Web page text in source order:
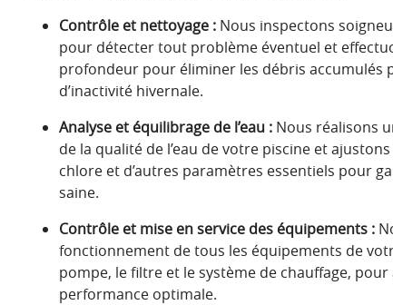
Contrôle et nettoyage : Nous inspectons
pour détecter tout problème éventuel et
profondeur pour éliminer les débris accumulés
d’inactivité hivernale.
Analyse et équilibrage de l’eau : Nous réalisons
de la qualité de l’eau de votre piscine et
chlore et d’autres paramètres essentiels pour
saine.
Contrôle et mise en service des équipements :
fonctionnement de tous les équipements de
pompe, le filtre et le système de chauffage,
performance optimale.